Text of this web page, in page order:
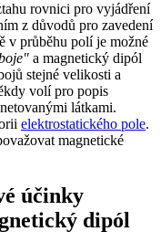
rovnici pro vyjádření
z důvodů pro zavedení
v průběhu polí je možné
a magnetický dipól
stejné velikosti a
volí pro popis
látkami.
elektro­statického pole.
magnetické
účinky
dipól